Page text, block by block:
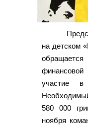
на детском
участие
580 000
ноября